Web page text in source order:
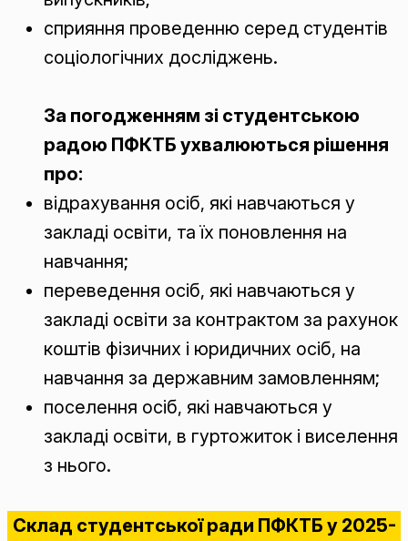
сприяння проведенню серед студентів
соціологічних досліджень.
За погодженням зі студентською
радою ПФКТБ ухвалюються рішення
про:
відрахування осіб, які навчаються у
закладі освіти, та їх поновлення на
навчання;
переведення осіб, які навчаються у
закладі освіти за контрактом за рахунок
коштів фізичних і юридичних осіб, на
навчання за державним замовленням;
поселення осіб, які навчаються у
закладі освіти, в гуртожиток і виселення
з нього.
Склад студентської ради ПФКТБ у 2025-